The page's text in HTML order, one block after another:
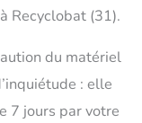
Recyclobat (31).
du matériel
: elle
7 jours par votre